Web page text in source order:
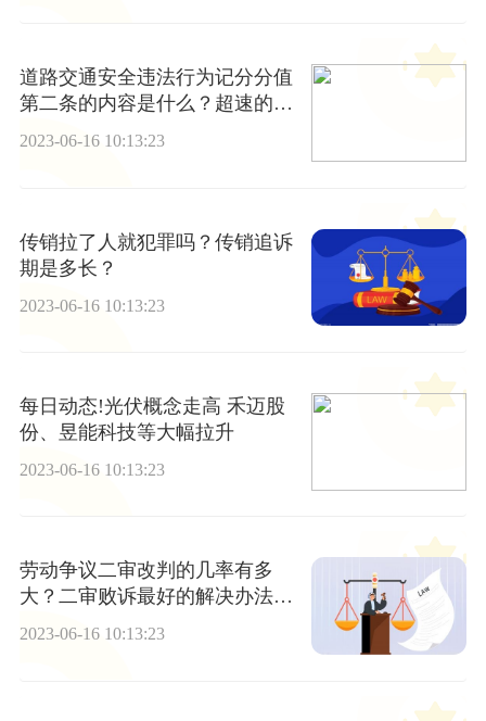
道路交通安全违法行为记分分值
第二条的内容是什么？超速的规
定时速标准是什么？-环球信息
2023-06-16 10:13:23
传销拉了人就犯罪吗？传销追诉
期是多长？
2023-06-16 10:13:23
每日动态!光伏概念走高 禾迈股
份、昱能科技等大幅拉升
2023-06-16 10:13:23
劳动争议二审改判的几率有多
大？二审败诉最好的解决办法是
什么？ 世界快资讯
2023-06-16 10:13:23